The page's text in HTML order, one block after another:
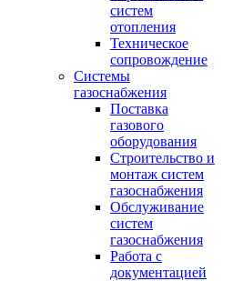
систем
отопления
Техническое
сопровождение
Системы
газоснабжения
Поставка
газового
оборудования
Строительство и
монтаж систем
газоснабжения
Обслуживание
систем
газоснабжения
Работа с
документацией